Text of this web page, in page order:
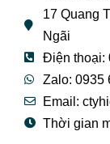
17 Quang
Ngãi
Điện thoại:
Zalo: 0935
Email:
Thời gian